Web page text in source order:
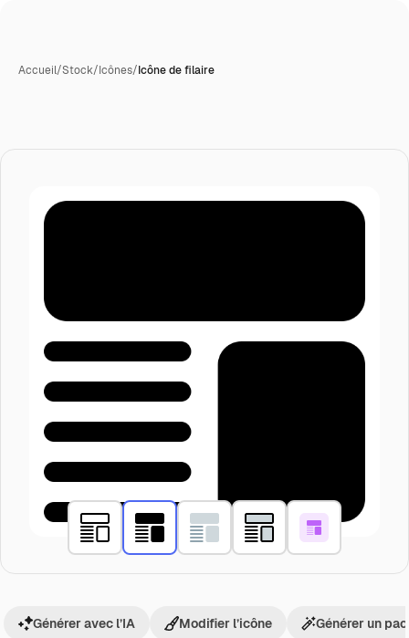
Accueil/Stock/Icônes/Icône de filaire
Générer avec l’IA Modifier l’icône Générer un